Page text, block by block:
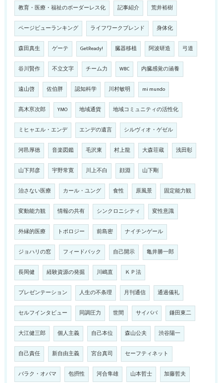
教育・医療・福祉のボーダーレス化 記事紹介 荒井裕樹
ページビューランキング ライフワークブレンド 身体化
森田真生 ゲーテ GetReady! 臓器移植 阿波研造 弓道
谷川賢作 不立文字 チーム力 WBC 内臓感覚の涵養
遠山啓 佐伯胖 認知科学 川村敏明 mi mundo
髙木亰次郎 YMO 地域通貨 地域コミュニティの活性化
ミヒャエル・エンデ エンデの遺言 シルヴィオ・ゲゼル
河邑厚徳 音楽図鑑 毛沢東 村上龍 大森荘蔵 浅田彰
山下邦彦 宇野常寛 川上不白 顔淵 山下剛
治さない医療 カール・ユング 食性 原風景 固定能力観
変動能力観 情報の共有 シンクロニシティ 変性意識
外縁的医療 トポロジー 前島密 ナイチンゲール
ジョハリの窓 フィードバック 自己開示 亀井勝一郎
長岡健 経験資源の発掘 川嶋直 ＫＰ法
プレゼンテーション 人生の不条理 月刊通信 通過儀礼
セルフインタビュー 同調圧力 世間 サイババ 鎌田東二
大江健三郎 個人主義 自己本位 森山公夫 渋谷陽一
自己責任 新自由主義 宮台真司 セーフティネット
バラク・オバマ 包摂性 河合隼雄 山本哲士 加藤哲夫